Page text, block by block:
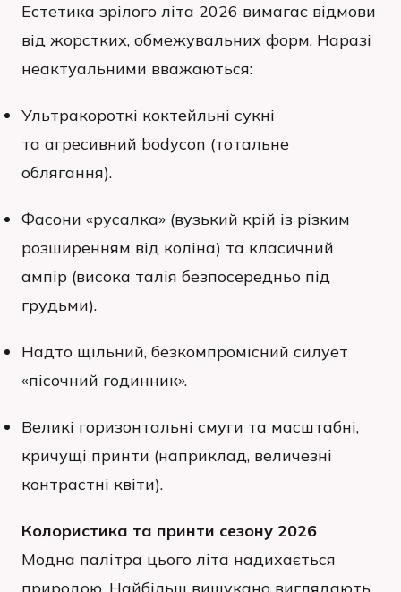
Естетика зрілого літа 2026 вимагає відмови
від жорстких, обмежувальних форм. Наразі
неактуальними вважаються:
Ультракороткі коктейльні сукні
та агресивний bodycon (тотальне
облягання).
Фасони «русалка» (вузький крій із різким
розширенням від коліна) та класичний
ампір (висока талія безпосередньо під
грудьми).
Надто щільний, безкомпромісний силует
«пісочний годинник».
Великі горизонтальні смуги та масштабні,
кричущі принти (наприклад, величезні
контрастні квіти).
Колористика та принти сезону 2026
Модна палітра цього літа надихається
природою. Найбільш вишукано виглядають